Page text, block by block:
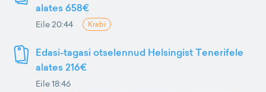
alates 658€
Eile 20:44 Krabi
Edasi-tagasi otselennud Helsingist Tenerifele
alates 216€
Eile 18:46